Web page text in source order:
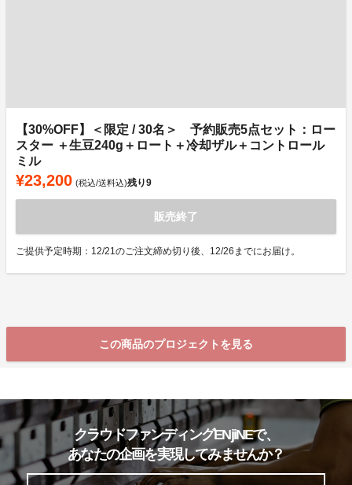
【30%OFF】＜限定 / 30名＞ 予約販売5点セット：ロー
スター ＋生豆240g＋ロート＋冷却ザル＋コントロール
ミル
¥23,200 (税込/送料込)残り9
販売終了
ご提供予定時期：12/21のご注文締め切り後、12/26までにお届け。
この商品のプロジェクトを見る
クラウドファンディングENjiNEで、
あなたの企画を実現してみませんか？